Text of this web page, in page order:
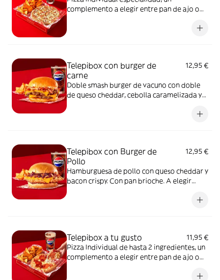
complemento a elegir entre pan de ajo o
Telepibox con burger de
carne
12,95 €
Doble smash burger de vacuno con doble
de queso cheddar, cebolla caramelizada y
Telepibox con Burger de
Pollo
12,95 €
Hamburguesa de pollo con queso cheddar y
bacon crispy. Con pan brioche. A elegir
Acompañada de una ración de patatas gajo
Telepibox a tu gusto
11,95 €
Pizza Individual de hasta 2 ingredientes, un
complemento a elegir entre pan de ajo o